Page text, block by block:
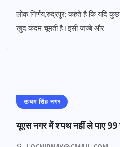
लोक निर्णय,रुद्रपुर: कहते है कि यदि
खुद कदम चूमती है।इसी जज्बे और
ऊधम सिंह नगर
यूएस नगर में शपथ नहीं ले पाए 99